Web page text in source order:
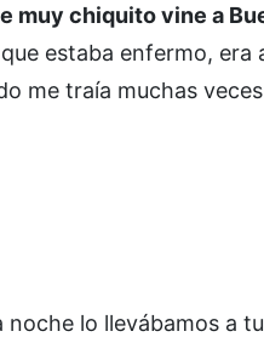
muy chiquito vine a
estaba enfermo,
me traía muchas
lo llevábamos a